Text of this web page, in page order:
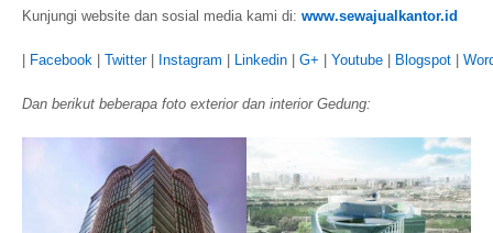
Kunjungi website dan sosial media kami di: www.sewajualkantor.id
Facebook Twitter| Instagram Linkedin G+ Youtube Blogspot
Dan berikut beberapa foto exterior dan interior Gedung: